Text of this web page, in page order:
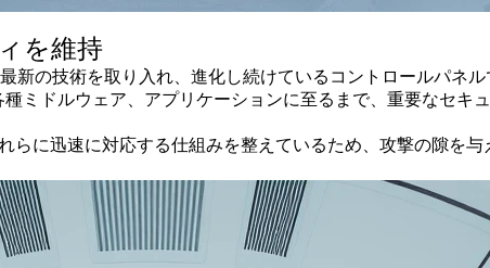
を維持
新の技術を取り入れ、進化し続けているコントロールパネ
ミドルウェア、アプリケーションに至るまで、重要なセキ
らに迅速に対応する仕組みを整えているため、攻撃の隙を